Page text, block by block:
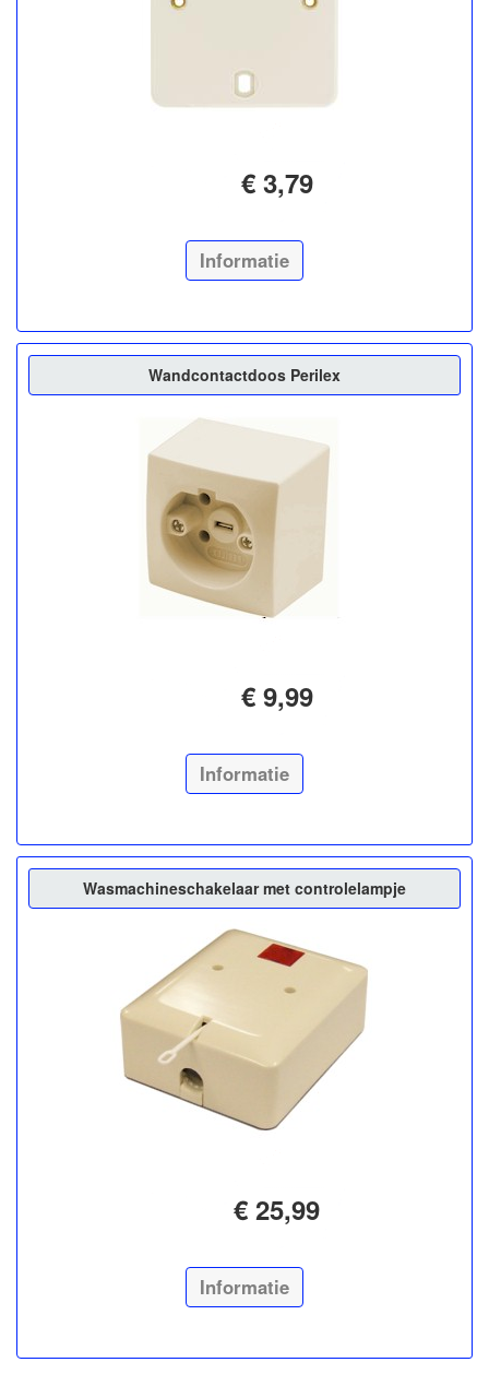
€ 3,79
Informatie
Wandcontactdoos Perilex
€ 9,99
Informatie
Wasmachineschakelaar met controlelampje
€ 25,99
Informatie